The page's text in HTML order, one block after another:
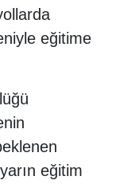
eğitime
eğitim